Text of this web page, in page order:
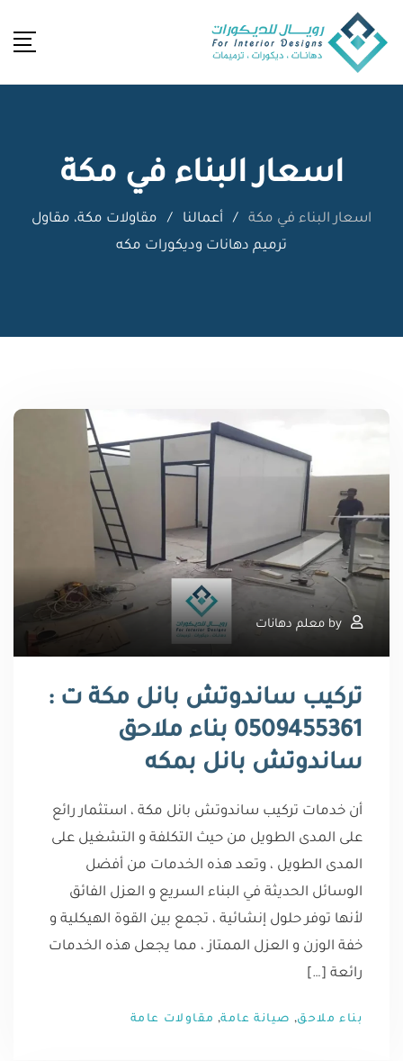
content
اسعار البناء في مكة
اسعار البناء في مكة / أعمالنا /
مقاولات مكة، مقاول
ترميم دهانات وديكورات مكه
by معلم دهانات
تركيب ساندوتش بانل مكة ت :
0509455361 بناء ملاحق
ساندوتش بانل بمكه
أن خدمات تركيب ساندوتش بانل مكة ، استثمار رائع
على المدى الطويل من حيث التكلفة و التشغيل على
المدى الطويل ، وتعد هذه الخدمات من أفضل
الوسائل الحديثة في البناء السريع و العزل الفائق
لأنها توفر حلول إنشائية ، تجمع بين القوة الهيكلية و
خفة الوزن و العزل الممتاز ، مما يجعل هذه الخدمات
رائعة […]
بناء ملاحق, صيانة عامة, مقاولات عامة